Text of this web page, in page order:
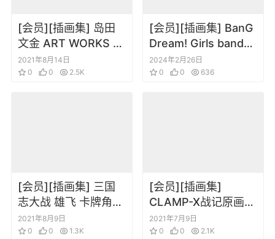
[会员][插画集] 岛田
文金 ART WORKS 强
袭魔女画集
2021年8月14日
0
0 2.5K
[会员][插画集] BanG
Dream! Girls band
party! Visual Book
Vol.2
2024年2月26日
0
0 636
[会员][插画集] 三国
志大战 雄飞 卡牌角色
设定原画集
2021年8月9日
0
0 1.3K
[会员][插画集]
CLAMP-X战记原画集
2 X∞ – Infinity
2021年7月9日
0
0 2.1K